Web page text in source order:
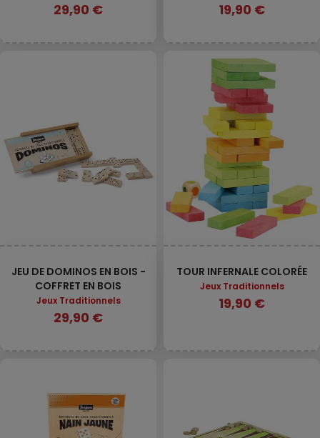
29,90 € 19,90 €
JEU DE DOMINOS EN BOIS -
COFFRET EN BOIS
Jeux Traditionnels
29,90 €
TOUR INFERNALE COLORÉE
Jeux Traditionnels
19,90 €